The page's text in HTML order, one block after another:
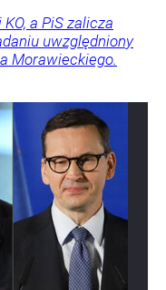
a PiS zalicza
uwzględniony
Morawieckiego.